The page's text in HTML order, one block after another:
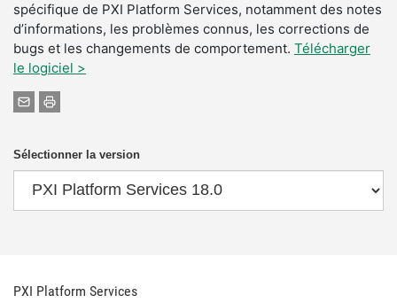
spécifique de PXI Platform Services, notamment des notes
d’informations, les problèmes connus, les corrections de
bugs et les changements de comportement. Télécharger
le logiciel >
Sélectionner la version
PXI Platform Services